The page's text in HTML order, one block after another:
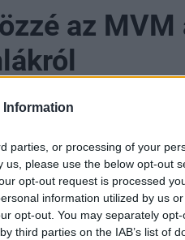
Information
parties, or processing of your
please use the below opt-out
opt-out request is processed
information utilized by us
opt-out. You may separately
third parties on the IAB’s list of
az MVM
kedvezményt
meg az elszámolást.
Eközben az
április végéig van